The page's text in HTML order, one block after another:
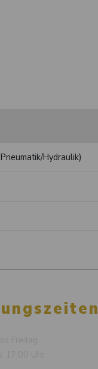
Hydraulik)